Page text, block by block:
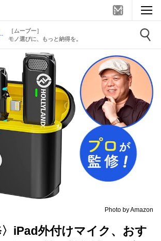
［ムーブー］
モノ選びに、もっと納得を。
Photo by Amazon
〉iPad外付けマイク、おす